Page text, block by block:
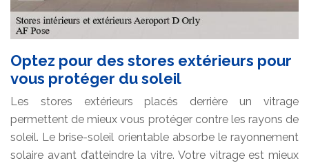
Optez pour des stores extérieurs pour
vous protéger du soleil
Les stores extérieurs placés derrière un vitrage
permettent de mieux vous protéger contre les rayons de
soleil. Le brise-soleil orientable absorbe le rayonnement
solaire avant d’atteindre la vitre. Votre vitrage est mieux